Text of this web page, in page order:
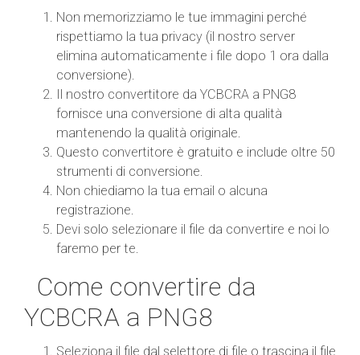
Non memorizziamo le tue immagini perché
rispettiamo la tua privacy (il nostro server
elimina automaticamente i file dopo 1 ora dalla
conversione).
Il nostro convertitore da YCBCRA a PNG8
fornisce una conversione di alta qualità
mantenendo la qualità originale.
Questo convertitore è gratuito e include oltre 50
strumenti di conversione.
Non chiediamo la tua email o alcuna
registrazione.
Devi solo selezionare il file da convertire e noi lo
faremo per te.
Come convertire da
YCBCRA a PNG8
Seleziona il file dal selettore di file o trascina il file